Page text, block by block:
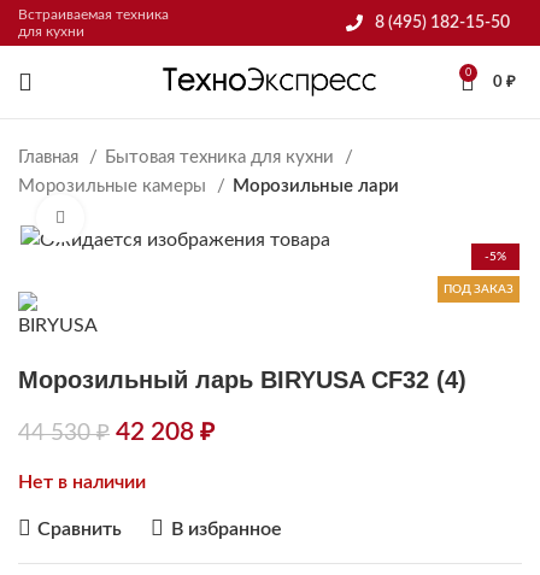
Встраиваемая техника
для кухни
8 (495) 182-15-50
0
0 ₽
Главная
Бытовая техника для кухни
Морозильные камеры
Морозильные лари
-5%
ПОД ЗАКАЗ
Морозильный ларь BIRYUSA CF32 (4)
44 530₽ 42 208 ₽
Нет в наличии
Сравнить В избранное